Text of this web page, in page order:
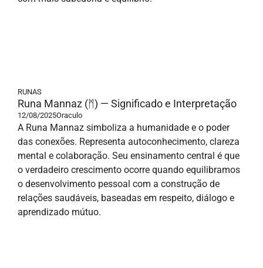
RUNAS
Runa Mannaz (ᛗ) — Significado e Interpretação
12/08/2025Oraculo
A Runa Mannaz simboliza a humanidade e o poder
das conexões. Representa autoconhecimento, clareza
mental e colaboração. Seu ensinamento central é que
o verdadeiro crescimento ocorre quando equilibramos
o desenvolvimento pessoal com a construção de
relações saudáveis, baseadas em respeito, diálogo e
aprendizado mútuo.